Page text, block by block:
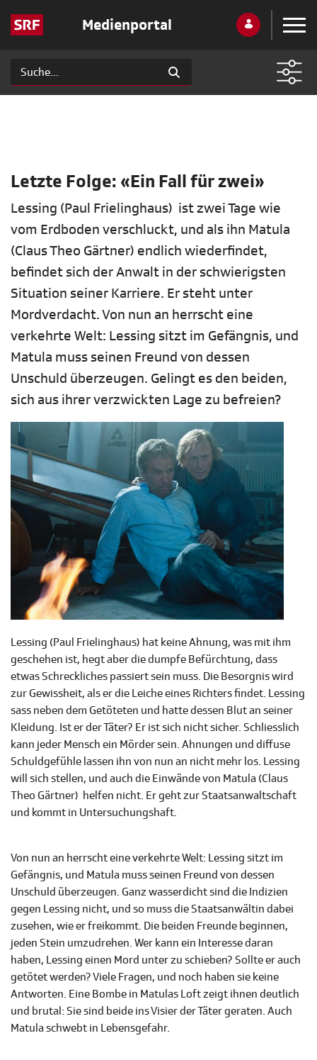
Medienportal
Letzte Folge: «Ein Fall für zwei»
Lessing (Paul Frielinghaus) ist zwei Tage wie
vom Erdboden verschluckt, und als ihn Matula
(Claus Theo Gärtner) endlich wiederfindet,
befindet sich der Anwalt in der schwierigsten
Situation seiner Karriere. Er steht unter
Mordverdacht. Von nun an herrscht eine
verkehrte Welt: Lessing sitzt im Gefängnis, und
Matula muss seinen Freund von dessen
Unschuld überzeugen. Gelingt es den beiden,
sich aus ihrer verzwickten Lage zu befreien?
Lessing (Paul Frielinghaus) hat keine Ahnung, was mit ihm
geschehen ist, hegt aber die dumpfe Befürchtung, dass
etwas Schreckliches passiert sein muss. Die Besorgnis wird
zur Gewissheit, als er die Leiche eines Richters findet. Lessing
sass neben dem Getöteten und hatte dessen Blut an seiner
Kleidung. Ist er der Täter? Er ist sich nicht sicher. Schliesslich
kann jeder Mensch ein Mörder sein. Ahnungen und diffuse
Schuldgefühle lassen ihn von nun an nicht mehr los. Lessing
will sich stellen, und auch die Einwände von Matula (Claus
Theo Gärtner) helfen nicht. Er geht zur Staatsanwaltschaft
und kommt in Untersuchungshaft.
Von nun an herrscht eine verkehrte Welt: Lessing sitzt im
Gefängnis, und Matula muss seinen Freund von dessen
Unschuld überzeugen. Ganz wasserdicht sind die Indizien
gegen Lessing nicht, und so muss die Staatsanwältin dabei
zusehen, wie er freikommt. Die beiden Freunde beginnen,
jeden Stein umzudrehen. Wer kann ein Interesse daran
haben, Lessing einen Mord unter zu schieben? Sollte er auch
getötet werden? Viele Fragen, und noch haben sie keine
Antworten. Eine Bombe in Matulas Loft zeigt ihnen deutlich
und brutal: Sie sind beide ins Visier der Täter geraten. Auch
Matula schwebt in Lebensgefahr.